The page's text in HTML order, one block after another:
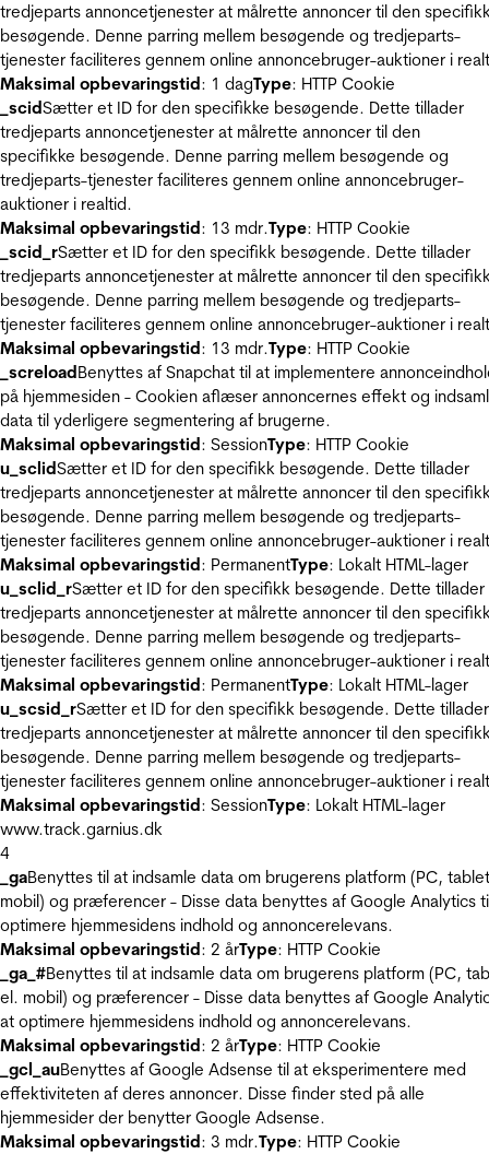
tredjeparts annoncetjenester at målrette annoncer til den
besøgende. Denne parring mellem besøgende og tredjeparts-
tjenester faciliteres gennem online annoncebruger-auktioner i
Maksimal opbevaringstid: 1 dagType: HTTP Cookie
_scidSætter et ID for den specifikke besøgende. Dette tillader
tredjeparts annoncetjenester at målrette annoncer til den
specifikke besøgende. Denne parring mellem besøgende og
tredjeparts-tjenester faciliteres gennem online annoncebruger-
auktioner i realtid.
Maksimal opbevaringstid: 13 mdr.Type: HTTP Cookie
_scid_rSætter et ID for den specifikk besøgende. Dette tillader
tredjeparts annoncetjenester at målrette annoncer til den
besøgende. Denne parring mellem besøgende og tredjeparts-
tjenester faciliteres gennem online annoncebruger-auktioner i
Maksimal opbevaringstid: 13 mdr.Type: HTTP Cookie
_screloadBenyttes af Snapchat til at implementere
på hjemmesiden - Cookien aflæser annoncernes effekt og
data til yderligere segmentering af brugerne.
Maksimal opbevaringstid: SessionType: HTTP Cookie
u_sclidSætter et ID for den specifikk besøgende. Dette tillader
tredjeparts annoncetjenester at målrette annoncer til den
besøgende. Denne parring mellem besøgende og tredjeparts-
tjenester faciliteres gennem online annoncebruger-auktioner i
Maksimal opbevaringstid: PermanentType: Lokalt HTML-lager
u_sclid_rSætter et ID for den specifikk besøgende. Dette tillader
tredjeparts annoncetjenester at målrette annoncer til den
besøgende. Denne parring mellem besøgende og tredjeparts-
tjenester faciliteres gennem online annoncebruger-auktioner i
Maksimal opbevaringstid: PermanentType: Lokalt HTML-lager
u_scsid_rSætter et ID for den specifikk besøgende. Dette tillader
tredjeparts annoncetjenester at målrette annoncer til den
besøgende. Denne parring mellem besøgende og tredjeparts-
tjenester faciliteres gennem online annoncebruger-auktioner i
Maksimal opbevaringstid: SessionType: Lokalt HTML-lager
www.track.garnius.dk
4
_gaBenyttes til at indsamle data om brugerens platform (PC,
mobil) og præferencer - Disse data benyttes af Google Analytics
optimere hjemmesidens indhold og annoncerelevans.
Maksimal opbevaringstid: 2 årType: HTTP Cookie
_ga_#Benyttes til at indsamle data om brugerens platform (PC,
el. mobil) og præferencer - Disse data benyttes af Google
at optimere hjemmesidens indhold og annoncerelevans.
Maksimal opbevaringstid: 2 årType: HTTP Cookie
_gcl_auBenyttes af Google Adsense til at eksperimentere med
effektiviteten af deres annoncer. Disse finder sted på alle
hjemmesider der benytter Google Adsense.
Maksimal opbevaringstid: 3 mdr.Type: HTTP Cookie